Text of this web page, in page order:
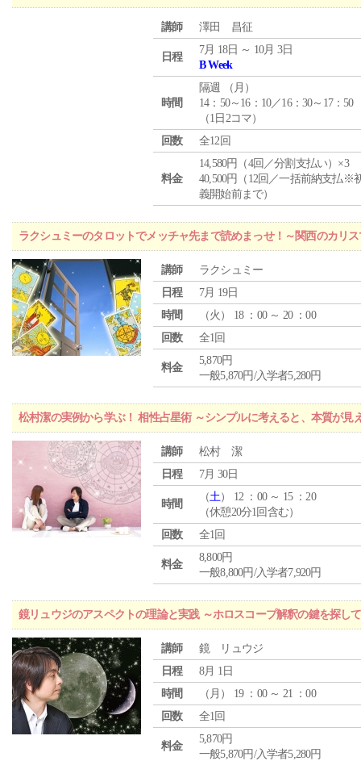
講師 澤田 昌征
日程
7月 18日 ～ 10月 3日
B Week
時間
隔週 （ 月 ）
14：50～16：10／16：30～17：50
（1日2コマ）
回数
全12回
料金
14,580円（4回／分割支払い）×3
40,500円（12回／一括前納支払※
義開始前まで）
ラクシュミーのタロットでメッチャ先まで読めまっせ！～関西のカリ
講師
ラクシュミー
日程
7月 19日
時間
（火 ） 18 ：00 ～ 20 ：00
回数
全1回
料金
5,870円
一般5,870円/入学者5,280円
松村潔の実例から学ぶ！ 相性占星術 ～シンプルに考えると、本質が見
講師
松村 潔
日程
7月 30日
時間
（土） 12 ：00 ～ 15 ：20
（休憩20分1回含む）
回数
全1回
料金
8,800円
一般8,800円/入学者7,920円
鏡リュウジのアスペクトの理論と実践 ～ホロスコープ解釈の鍵を探し
講師
鏡 リュウジ
日程
8月 1日
時間
（ 月 ） 19 ：00 ～ 21 ：00
回数
全1回
料金
5,870円
一般5,870円/入学者5,280円